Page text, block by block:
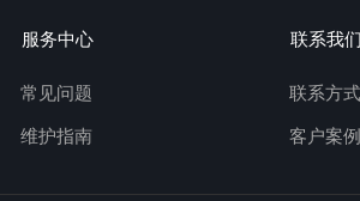
服务中心
常见问题
维护指南
联系我们
联系方式
客户案例